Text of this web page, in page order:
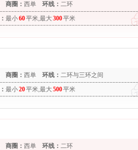
商圈： 西单 环线： 二环
最小60平米,最大300平米
商圈： 西单 环线： 二环与三环之间
最小20平米,最大500平米
商圈： 西单 环线： 二环